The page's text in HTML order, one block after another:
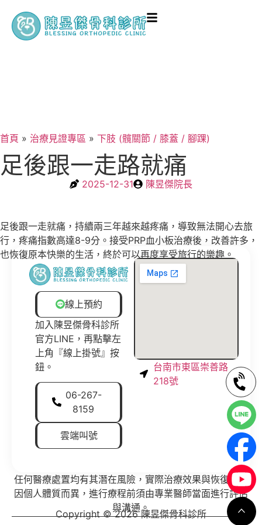
首頁 » 治療見證專區 » 下肢 (髖關節 / 膝蓋 / 腳踝)
足後跟一走路就痛
2025-12-31 陳昱傑院長
足後跟一走就痛，持續兩三年越來越疼痛，導致無法開心去旅
行，疼痛指數高達8-9分。接受PRP血小板治療後，改善許多，
也恢復原本快樂的生活，終於可以再度享受旅行的樂趣。
線上預約
加入陳昱傑骨科診所
官方LINE，再點擊左
上角『線上掛號』按
鈕。
06-267-
8159
雲端叫號
台南市東區崇善路
218號
任何醫療處置均有其潛在風險，實際治療效果與恢復狀況
因個人體質而異，進行療程前須由專業醫師當面進行評估
與溝通。
Copyright © 2026 陳昱傑骨科診所